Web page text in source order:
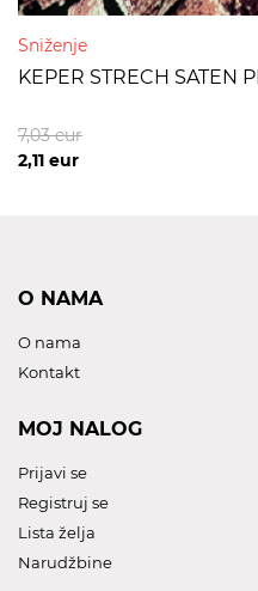
Sniženje
KEPER STRECH SATEN
2,11 eur
7,03eur
O NAMA
O nama
Kontakt
MOJ NALOG
Prijavi se
Registruj se
Lista želja
Narudžbine